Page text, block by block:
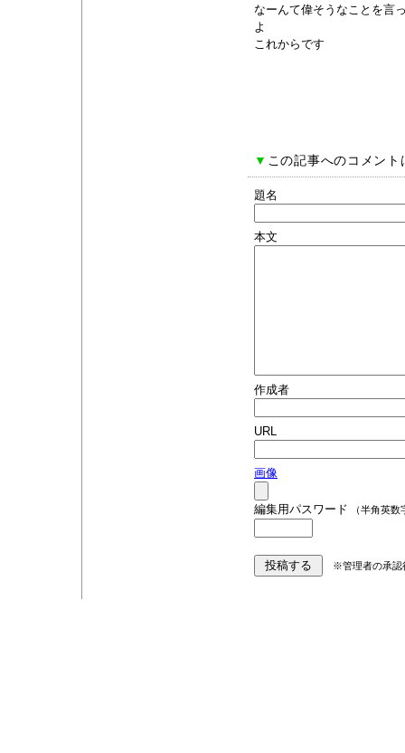
なーんて偉そうなことを言
よ
これからです
▼ この記事へのコメント
題名
本文
作成者
URL
画像
編集用パスワード （半角英数
※管理者の承認